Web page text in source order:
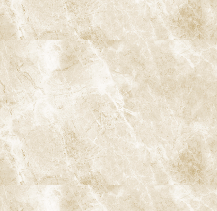
〒166-0004 東京都杉並区阿佐谷南3-37-14 第二北原ビル3階
JR中央線(快速)「阿佐ケ谷駅」徒歩0分 / JR中央/総武線「阿佐ケ
谷駅」徒歩0分 / 東京メトロ丸ノ内線「南阿佐ケ谷駅」徒歩8分
TEL：03-6915-1315